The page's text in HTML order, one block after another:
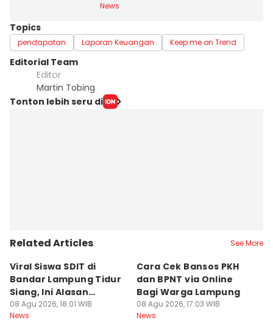
News
Topics
pendapatan Laporan Keuangan Keep me on Trend
Editorial Team
Editor
Martin Tobing
Tonton lebih seru di
Related Articles See More
Viral Siswa SDIT di
Bandar Lampung Tidur
Siang, Ini Alasan
Sekolah
08 Agu 2026, 18:01 WIB
News
Cara Cek Bansos PKH
dan BPNT via Online
Bagi Warga Lampung
08 Agu 2026, 17:03 WIB
News